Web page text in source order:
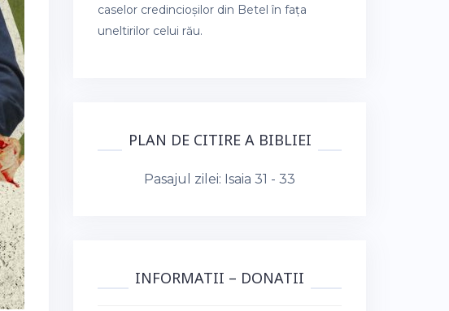
caselor credincioșilor din Betel în fața
uneltirilor celui rău.
PLAN DE CITIRE A BIBLIEI
Pasajul zilei: Isaia 31 - 33
INFORMATII – DONATII